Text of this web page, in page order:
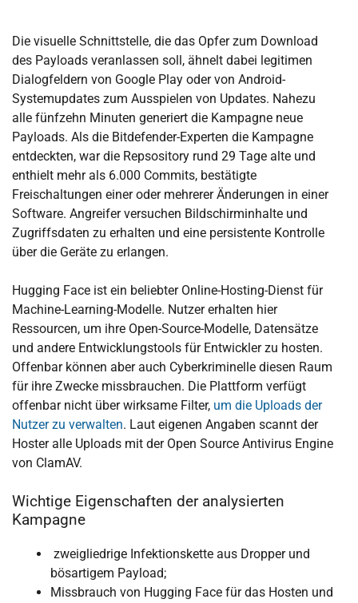
Die visuelle Schnittstelle, die das Opfer zum Download
des Payloads veranlassen soll, ähnelt dabei legitimen
Dialogfeldern von Google Play oder von Android-
Systemupdates zum Ausspielen von Updates. Nahezu
alle fünfzehn Minuten generiert die Kampagne neue
Payloads. Als die Bitdefender-Experten die Kampagne
entdeckten, war die Repsository rund 29 Tage alte und
enthielt mehr als 6.000 Commits, bestätigte
Freischaltungen einer oder mehrerer Änderungen in einer
Software. Angreifer versuchen Bildschirminhalte und
Zugriffsdaten zu erhalten und eine persistente Kontrolle
über die Geräte zu erlangen.
Hugging Face ist ein beliebter Online-Hosting-Dienst für
Machine-Learning-Modelle. Nutzer erhalten hier
Ressourcen, um ihre Open-Source-Modelle, Datensätze
und andere Entwicklungstools für Entwickler zu hosten.
Offenbar können aber auch Cyberkriminelle diesen Raum
für ihre Zwecke missbrauchen. Die Plattform verfügt
offenbar nicht über wirksame Filter, um die Uploads der
Nutzer zu verwalten. Laut eigenen Angaben scannt der
Hoster alle Uploads mit der Open Source Antivirus Engine
von ClamAV.
Wichtige Eigenschaften der analysierten
Kampagne
zweigliedrige Infektionskette aus Dropper und
bösartigem Payload;
Missbrauch von Hugging Face für das Hosten und